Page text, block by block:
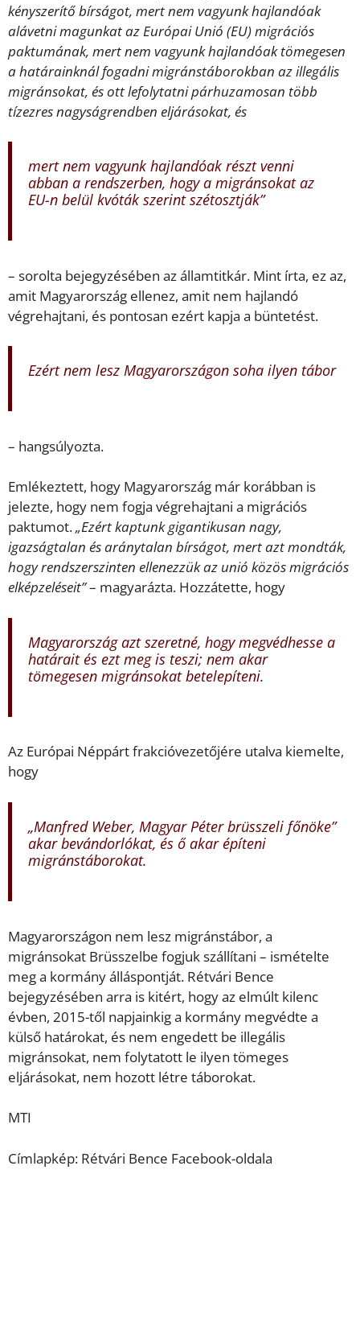
kényszerítő bírságot, mert nem vagyunk hajlandóak
alávetni magunkat az Európai Unió (EU) migrációs
paktumának, mert nem vagyunk hajlandóak tömegesen
a határainknál fogadni migránstáborokban az illegális
migránsokat, és ott lefolytatni párhuzamosan több
tízezres nagyságrendben eljárásokat, és
mert nem vagyunk hajlandóak részt venni
abban a rendszerben, hogy a migránsokat az
EU-n belül kvóták szerint szétosztják”
– sorolta bejegyzésében az államtitkár. Mint írta, ez az,
amit Magyarország ellenez, amit nem hajlandó
végrehajtani, és pontosan ezért kapja a büntetést.
Ezért nem lesz Magyarországon soha ilyen tábor
– hangsúlyozta.
Emlékeztett, hogy Magyarország már korábban is
jelezte, hogy nem fogja végrehajtani a migrációs
paktumot.„Ezért kaptunk gigantikusan nagy,
igazságtalan és aránytalan bírságot, mert azt mondták,
hogy rendszerszinten ellenezzük az unió közös migrációs
elképzeléseit”– magyarázta. Hozzátette, hogy
Magyarország azt szeretné, hogy megvédhesse a
határait és ezt meg is teszi; nem akar
tömegesen migránsokat betelepíteni.
Az Európai Néppárt frakcióvezetőjére utalva kiemelte,
hogy
„Manfred Weber, Magyar Péter brüsszeli főnöke”
akar bevándorlókat, és ő akar építeni
migránstáborokat.
Magyarországon nem lesz migránstábor, a
migránsokat Brüsszelbe fogjuk szállítani – ismételte
meg a kormány álláspontját. Rétvári Bence
bejegyzésében arra is kitért, hogy az elmúlt kilenc
évben, 2015-től napjainkig a kormány megvédte a
külső határokat, és nem engedett be illegális
migránsokat, nem folytatott le ilyen tömeges
eljárásokat, nem hozott létre táborokat.
MTI
Címlapkép: Rétvári Bence Facebook-oldala